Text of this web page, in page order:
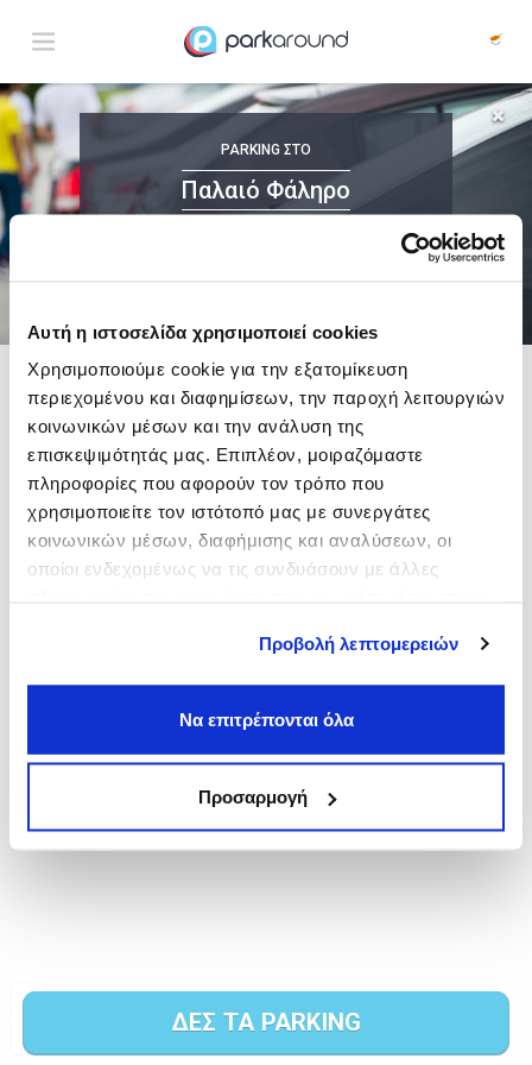
Αυτή η ιστοσελίδα χρησιμοποιεί cookies
Χρησιμοποιούμε cookie για την εξατομίκευση
περιεχομένου και διαφημίσεων, την παροχή λειτουργιών
κοινωνικών μέσων και την ανάλυση της
επισκεψιμότητάς μας. Επιπλέον, μοιραζόμαστε
πληροφορίες που αφορούν τον τρόπο που
χρησιμοποιείτε τον ιστότοπό μας με συνεργάτες
κοινωνικών μέσων, διαφήμισης και αναλύσεων, οι
οποίοι ενδεχομένως να τις συνδυάσουν με άλλες
Προβολή λεπτομερειών
Να επιτρέπονται όλα
Προσαρμογή
PARKING ΣΤΟ
Παλαιό Φάληρο
Δες τώρα τα parking στο χάρτη και σύγκρινετιμή
καιαπόσταση
ΔΕΣ ΤΑ PARKING
Παλαιό Φάληρο
ΑΦΙΞΗ Παρ 07 Αυγ 10:15